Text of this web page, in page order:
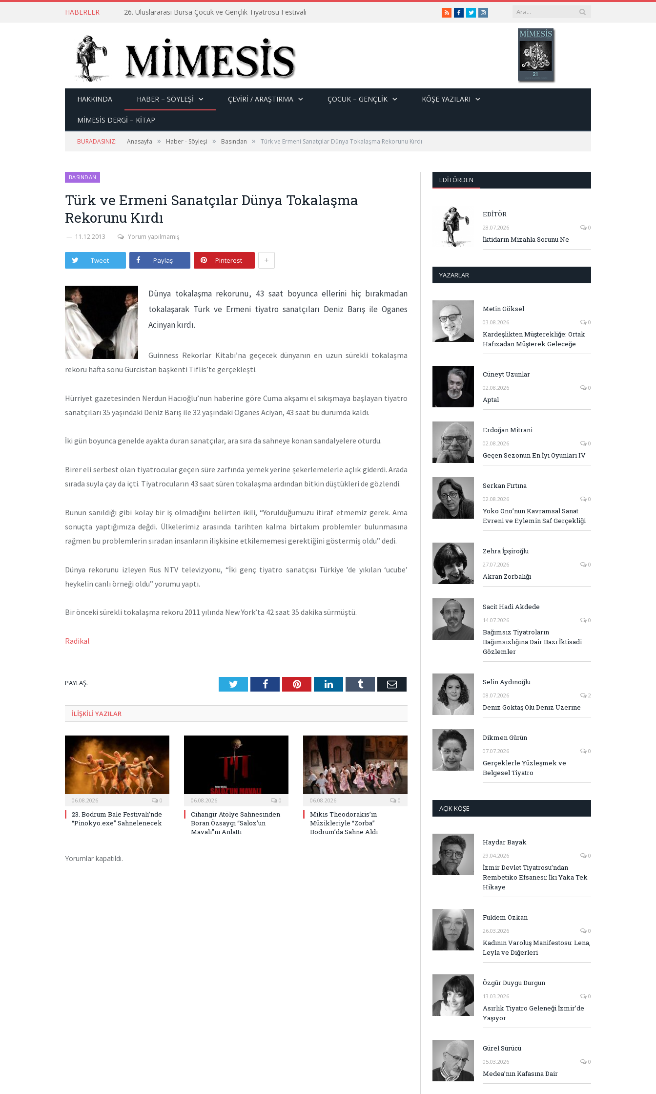
HABERLER 26. Uluslararası Bursa Çocuk ve Gençlik Tiyatrosu Festivali RSSFacebook
TwitterInstagram
HAKKINDA HABER – SÖYLEŞI ÇEVİRİ / ARAŞTIRMA ÇOCUK – GENÇLIK KÖŞE YAZILARI
MİMESİS DERGİ – KİTAP
BURADASINIZ: Anasayfa » Haber - Söyleşi » Basından » Türk ve Ermeni Sanatçılar Dünya Tokalaşma Rekorunu Kırdı
BASINDAN
Türk ve Ermeni Sanatçılar Dünya Tokalaşma
Rekorunu Kırdı
11.12.2013 Yorum yapılmamış
Tweet Paylaş Pinterest +
Dünya tokalaşma rekorunu, 43 saat boyunca ellerini hiç bırakmadan
tokalaşarak Türk ve Ermeni tiyatro sanatçıları Deniz Barış ile Oganes
Acinyan kırdı.
Guinness Rekorlar Kitabı’na geçecek dünyanın en uzun sürekli tokalaşma
rekoru hafta sonu Gürcistan başkenti Tiflis’te gerçekleşti.
Hürriyet gazetesinden Nerdun Hacıoğlu’nun haberine göre Cuma akşamı el sıkışmaya başlayan tiyatro
sanatçıları 35 yaşındaki Deniz Barış ile 32 yaşındaki Oganes Aciyan, 43 saat bu durumda kaldı.
İki gün boyunca genelde ayakta duran sanatçılar, ara sıra da sahneye konan sandalyelere oturdu.
Birer eli serbest olan tiyatrocular geçen süre zarfında yemek yerine şekerlemelerle açlık giderdi. Arada
sırada suyla çay da içti. Tiyatrocuların 43 saat süren tokalaşma ardından bitkin düştükleri de gözlendi.
Bunun sanıldığı gibi kolay bir iş olmadığını belirten ikili, “Yorulduğumuzu itiraf etmemiz gerek. Ama
sonuçta yaptığımıza değdi. Ülkelerimiz arasında tarihten kalma birtakım problemler bulunmasına
rağmen bu problemlerin sıradan insanların ilişkisine etkilememesi gerektiğini göstermiş oldu” dedi.
Dünya rekorunu izleyen Rus NTV televizyonu, “İki genç tiyatro sanatçısı Türkiye ’de yıkılan ‘ucube’
heykelin canlı örneği oldu” yorumu yaptı.
Bir önceki sürekli tokalaşma rekoru 2011 yılında New York’ta 42 saat 35 dakika sürmüştü.
Radikal
PAYLAŞ. TwitterFacebookPinterestLinkedInTumblr E-
ILIŞKILI YAZILAR
06.08.2026 0
23. Bodrum Bale Festivali’nde
“Pinokyo.exe” Sahnelenecek
06.08.2026 0
Cihangir Atölye Sahnesinden
Boran Özsaygı “Saloz’un
Mavalı”nı Anlattı
06.08.2026 0
Mikis Theodorakis’in
Müzikleriyle “Zorba”
Bodrum’da Sahne Aldı
Yorumlar kapatıldı.
EDITÖRDEN
EDİTÖR
28.07.2026 0
İktidarın Mizahla Sorunu Ne
YAZARLAR
Metin Göksel
03.08.2026 0
Kardeşlikten Müşterekliğe: Ortak
Hafızadan Müşterek Geleceğe
Cüneyt Uzunlar
02.08.2026 0
Aptal
Erdoğan Mitrani
02.08.2026 0
Geçen Sezonun En İyi Oyunları IV
Serkan Fırtına
02.08.2026 0
Yoko Ono’nun Kavramsal Sanat
Evreni ve Eylemin Saf Gerçekliği
Zehra İpşiroğlu
27.07.2026 0
Akran Zorbalığı
Sacit Hadi Akdede
14.07.2026 0
Bağımsız Tiyatroların
Bağımsızlığına Dair Bazı İktisadi
Gözlemler
Selin Aydınoğlu
08.07.2026 2
Deniz Göktaş Ölü Deniz Üzerine
Dikmen Gürün
07.07.2026 0
Gerçeklerle Yüzleşmek ve
Belgesel Tiyatro
AÇIK KÖŞE
Haydar Bayak
29.04.2026 0
İzmir Devlet Tiyatrosu’ndan
Rembetiko Efsanesi: İki Yaka Tek
Hikaye
Fuldem Özkan
26.03.2026 0
Kadının Varoluş Manifestosu: Lena,
Leyla ve Diğerleri
Özgür Duygu Durgun
13.03.2026 0
Asırlık Tiyatro Geleneği İzmir’de
Yaşıyor
Gürel Sürücü
05.03.2026 0
Medea’nın Kafasına Dair